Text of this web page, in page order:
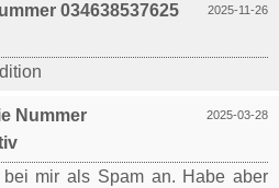
2025-11-26
034638537625
2025-03-28
Nummer
mir als Spam an. Habe aber